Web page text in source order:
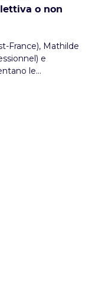
o non
France), Mathilde
e
le